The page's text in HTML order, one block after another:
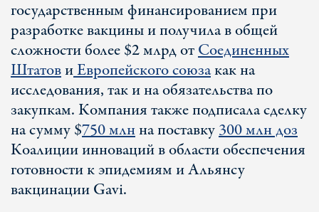
государственным финансированием при
разработке вакцины и получила в общей
сложности более $2 млрд отСоединенных
ШтатовиЕвропейского союзакак на
исследования, так и на обязательства по
закупкам. Компания также подписала сделку
на сумму $750 млнна поставку300 млн доз
Коалиции инноваций в области обеспечения
готовности к эпидемиям и Альянсу
вакцинации Gavi.